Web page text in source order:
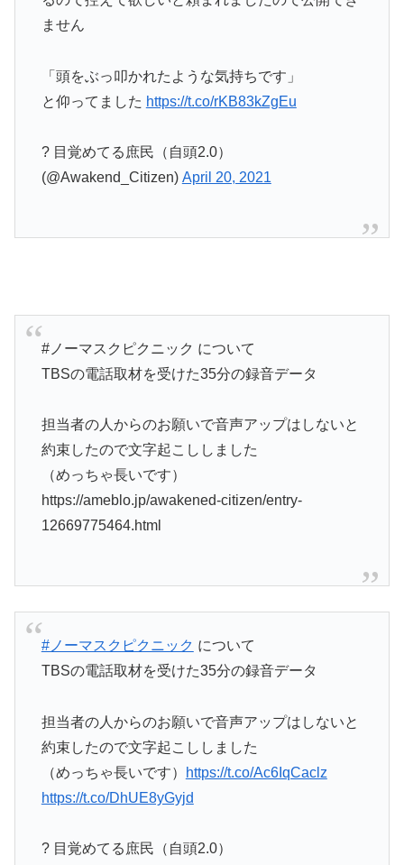
ません
「頭をぶっ叩かれたような気持ちです」
と仰ってました https://t.co/rKB83kZgEu
? 目覚めてる庶民（自頭2.0）
(@Awakend_Citizen) April 20, 2021
#ノーマスクピクニック について
TBSの電話取材を受けた35分の録音データ
担当者の人からのお願いで音声アップはしないと
約束したので文字起こししました
（めっちゃ長いです）
https://ameblo.jp/awakened-citizen/entry-
12669775464.html
#ノーマスクピクニック について
TBSの電話取材を受けた35分の録音データ
担当者の人からのお願いで音声アップはしないと
約束したので文字起こししました
（めっちゃ長いです）
https://t.co/Ac6IqCaclz
https://t.co/DhUE8yGyjd
? 目覚めてる庶民（自頭2.0）